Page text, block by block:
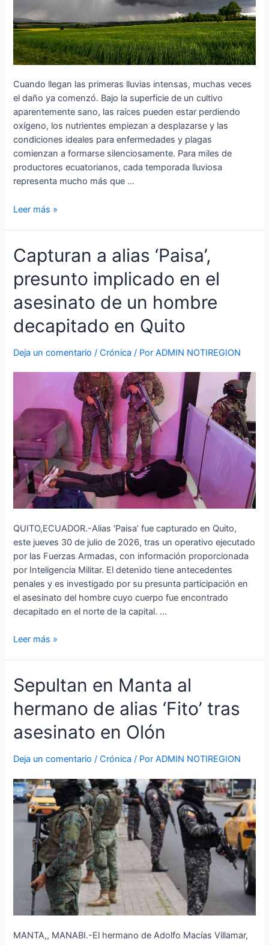
Cuando llegan las primeras lluvias intensas, muchas veces
el daño ya comenzó. Bajo la superficie de un cultivo
aparentemente sano, las raíces pueden estar perdiendo
oxígeno, los nutrientes empiezan a desplazarse y las
condiciones ideales para enfermedades y plagas
comienzan a formarse silenciosamente. Para miles de
productores ecuatorianos, cada temporada lluviosa
representa mucho más que …
Leer más »
Capturan a alias ‘Paisa’,
presunto implicado en el
asesinato de un hombre
decapitado en Quito
Deja un comentario /Crónica / PorADMIN NOTIREGION
QUITO,ECUADOR.-Alias ‘Paisa’ fue capturado en Quito,
este jueves 30 de julio de 2026, tras un operativo ejecutado
por las Fuerzas Armadas, con información proporcionada
por Inteligencia Militar. El detenido tiene antecedentes
penales y es investigado por su presunta participación en
el asesinato del hombre cuyo cuerpo fue encontrado
decapitado en el norte de la capital. …
Capturan
a
alias
‘Paisa’,
presunto
implicado
en
asesinato
de
decapitado
Quito
Leer más »
Sepultan en Manta al
hermano de alias ‘Fito’ tras
asesinato en Olón
Deja un comentario /Crónica / PorADMIN NOTIREGION
MANTA,, MANABI.-El hermano de Adolfo Macías Villamar,
Sepultan
en
Manta
hermano
alias
‘Fito’
tras
asesinato
en